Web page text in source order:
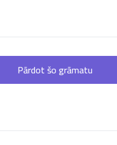
Pārdot šo grāmatu